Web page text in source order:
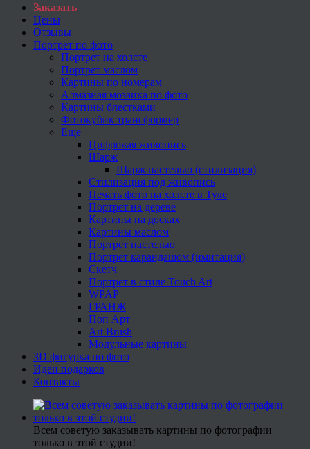
Заказать
Цены
Отзывы
Портрет по фото
Портрет на холсте
Портрет маслом
Картины по номерам
Алмазная мозаика по фото
Картины блестками
Фотокубик трансформер
Еще
Цифровая живопись
Шарж
Шарж пастелью (стилизация)
Стилизация под живопись
Печать фото на холсте в Туле
Портрет на дереве
Картины на досках
Картины маслом
Портрет пастелью
Портрет карандашом (имитация)
Скетч
Портрет в стиле Touch Art
WPAP
ГРАНЖ
Поп Арт
Art Brush
Модульные картины
3D фигурка по фото
Идеи подарков
Контакты
Всем советую заказывать картины по фотографии
только в этой студии!